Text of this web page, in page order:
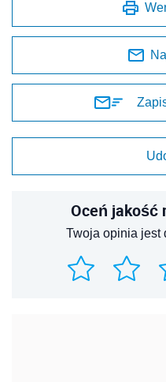
Oceń jakość
Twoja opinia jest